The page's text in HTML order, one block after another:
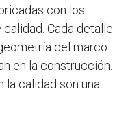
con los
Cada detalle
del marco
en la construcción.
la calidad son una